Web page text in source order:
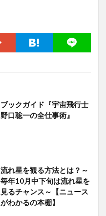
ブックガイド『宇宙飛行士
野口聡一の全仕事術』
流れ星を観る方法とは？～
毎年10月中下旬は流れ星を
見るチャンス～【ニュース
がわかるの本棚】